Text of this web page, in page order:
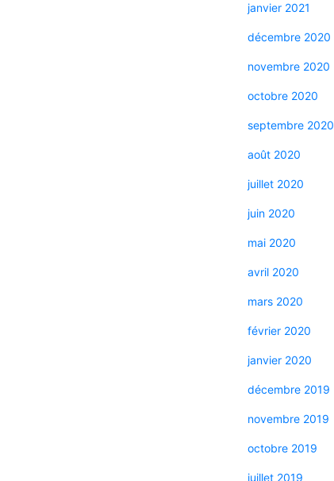
janvier 2021
décembre 2020
novembre 2020
octobre 2020
septembre 2020
août 2020
juillet 2020
juin 2020
mai 2020
avril 2020
mars 2020
février 2020
janvier 2020
décembre 2019
novembre 2019
octobre 2019
juillet 2019